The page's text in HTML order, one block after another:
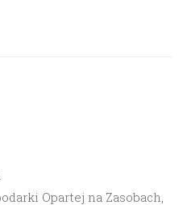
Opartej na Zasobach,